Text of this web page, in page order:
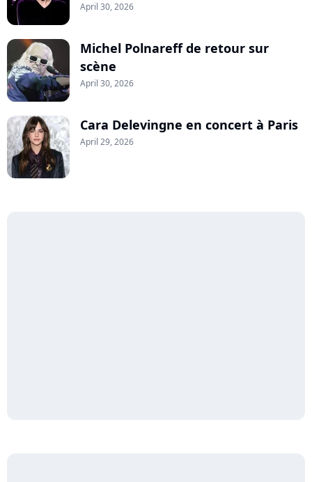
April 30, 2026
Michel Polnareff de retour sur
scène
April 30, 2026
Cara Delevingne en concert à Paris
April 29, 2026